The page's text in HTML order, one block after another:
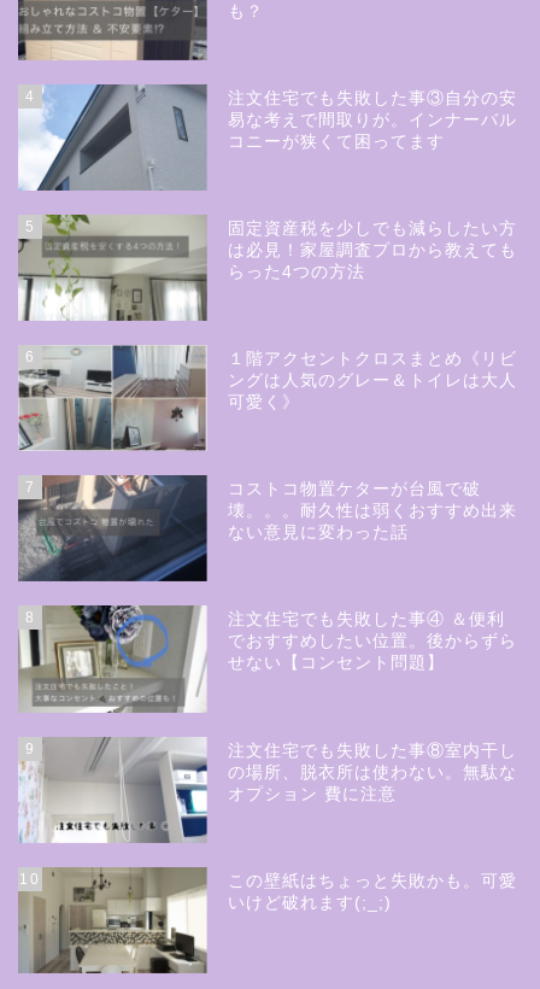
も？
4
注文住宅でも失敗した事③自分の安
易な考えで間取りが。インナーバル
コニーが狭くて困ってます
5
固定資産税を少しでも減らしたい方
は必見！家屋調査プロから教えても
らった4つの方法
6
１階アクセントクロスまとめ《リビ
ングは人気のグレー＆トイレは大人
可愛く》
7
コストコ物置ケターが台風で破
壊。。。耐久性は弱くおすすめ出来
ない意見に変わった話
8
注文住宅でも失敗した事④ ＆便利
でおすすめしたい位置。後からずら
せない【コンセント問題】
9
注文住宅でも失敗した事⑧室内干し
の場所、脱衣所は使わない。無駄な
オプション 費に注意
10
この壁紙はちょっと失敗かも。可愛
いけど破れます(;_;)